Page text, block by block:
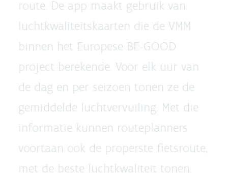
route. De app maakt gebruik van
luchtkwaliteitskaarten die de VMM
binnen het Europese BE-GOOD
project berekende. Voor elk uur van
de dag en per seizoen tonen ze de
gemiddelde luchtvervuiling. Met die
informatie kunnen routeplanners
voortaan ook de properste fietsroute,
met de beste luchtkwaliteit tonen.